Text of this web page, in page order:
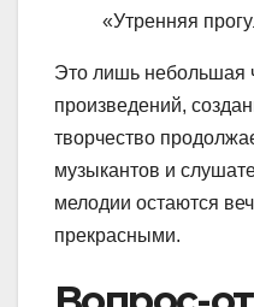
«Утренняя
Это лишь небольшая
произведений,
творчество
музыкантов и
мелодии остаются
прекрасными.